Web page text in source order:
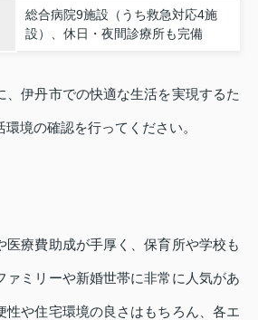
総合病院9施設（うち救急対応4施
設）、休日・夜間診療所も完備
、伊丹市での快適な生活を実現するた
境の確認を行ってください。
医療費助成が手厚く、保育所や学校も
ァミリーや新婚世帯に非常に人気があ
性や住宅環境の良さはもちろん、各エ